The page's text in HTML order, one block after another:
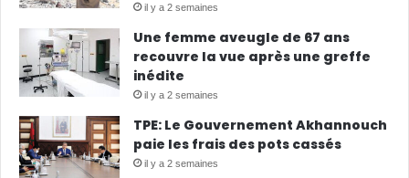
il y a 2 semaines
Une femme aveugle de 67 ans
recouvre la vue après une greffe
inédite
il y a 2 semaines
TPE: Le Gouvernement Akhannouch
paie les frais des pots cassés
il y a 2 semaines